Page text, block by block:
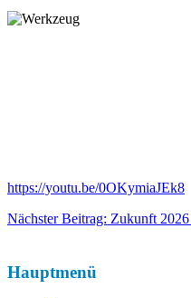
https://youtu.be/0OKymiaJEk8
Nächster Beitrag: Zukunft 2026
Hauptmenü